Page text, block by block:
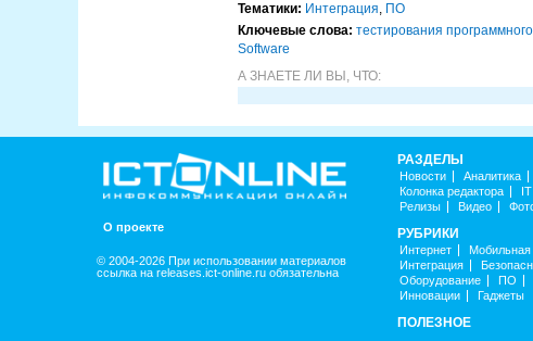
Тематики: Интеграция, ПО
Ключевые слова: тестирования
Software
А ЗНАЕТЕ ЛИ ВЫ, ЧТО:
О проекте
© 2004-2026 При использовании материалов
ссылка на releases.ict-online.ru обязательна
РАЗДЕЛЫ
Новости Аналитика
Колонка редактора
Релизы
Видео
РУБРИКИ
Интернет Мобильная
Интеграция
Оборудование
ПО
Инновации
Гаджеты
ПОЛЕЗНОЕ